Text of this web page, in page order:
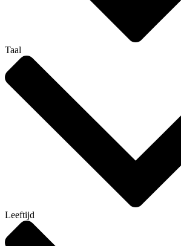
Taal
Leeftijd